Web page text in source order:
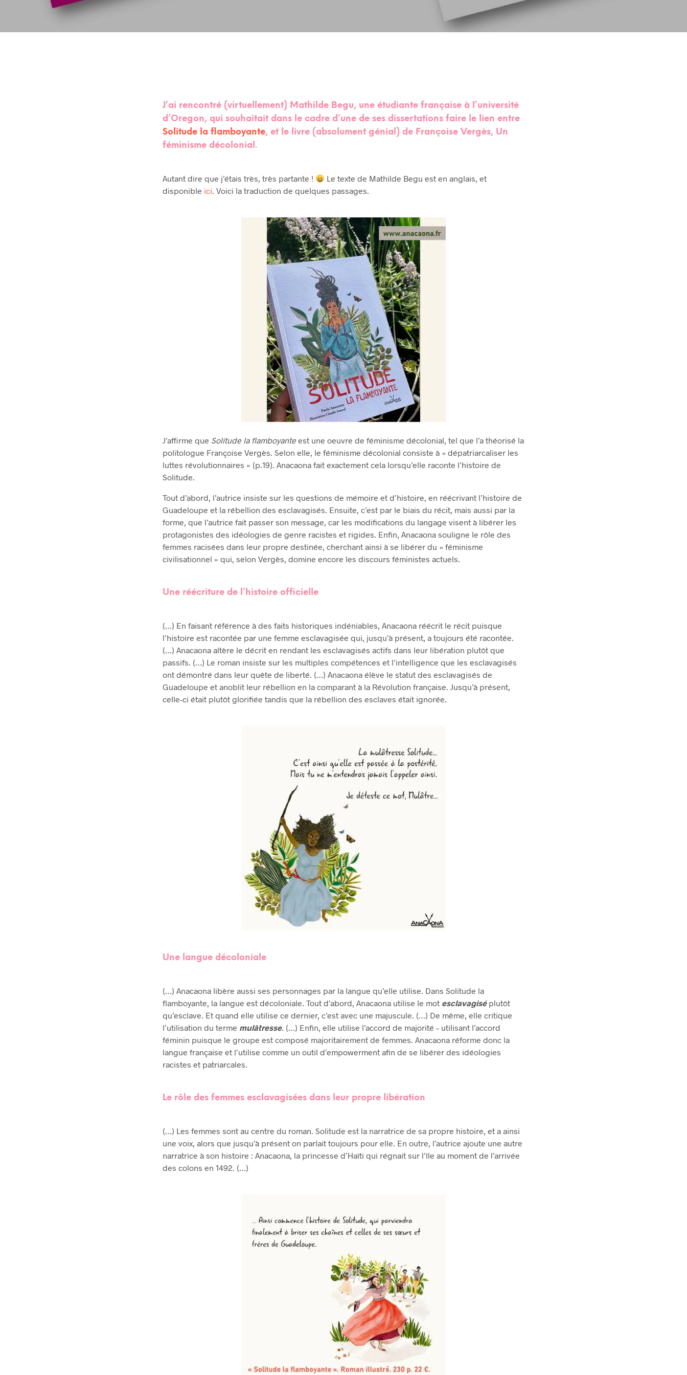
J’ai rencontré (virtuellement) Mathilde Begu, une étudiante française à l’université
d’Oregon, qui souhaitait dans le cadre d’une de ses dissertations faire le lien entre
Solitude la flamboyante, et le livre (absolument génial) de Françoise Vergès, Un
féminisme décolonial .
Autant dire que j’étais très, très partante !
Le texte de Mathilde Begu est en anglais, et
disponible ici. Voici la traduction de quelques passages.
J’affirme que Solitude la flamboyanteest une oeuvre de féminisme décolonial, tel que l’a théorisé la
politologue Françoise Vergès. Selon elle, le féminisme décolonial consiste à « dépatriarcaliser les
luttes révolutionnaires » (p.19). Anacaona fait exactement cela lorsqu’elle raconte l’histoire de
Solitude.
Tout d’abord, l’autrice insiste sur les questions de mémoire et d’histoire, en réécrivant l’histoire de
Guadeloupe et la rébellion des esclavagisés. Ensuite, c’est par le biais du récit, mais aussi par la
forme, que l’autrice fait passer son message, car les modifications du langage visent à libérer les
protagonistes des idéologies de genre racistes et rigides. Enfin, Anacaona souligne le rôle des
femmes racisées dans leur propre destinée, cherchant ainsi à se libérer du « féminisme
civilisationnel » qui, selon Vergès, domine encore les discours féministes actuels.
Une réécriture de l’histoire officielle
(…) En faisant référence à des faits historiques indéniables, Anacaona réécrit le récit puisque
l’histoire est racontée par une femme esclavagisée qui, jusqu’à présent, a toujours été racontée.
(…) Anacaona altère le décrit en rendant les esclavagisés actifs dans leur libération plutôt que
passifs. (…) Le roman insiste sur les multiples compétences et l’intelligence que les esclavagisés
ont démontré dans leur quête de liberté. (…) Anacaona élève le statut des esclavagisés de
Guadeloupe et anoblit leur rébellion en la comparant à la Révolution française. Jusqu’à présent,
celle-ci était plutôt glorifiée tandis que la rébellion des esclaves était ignorée.
Une langue décoloniale
(…) Anacaona libère aussi ses personnages par la langue qu’elle utilise. Dans Solitude la
flamboyante, la langue est décoloniale. Tout d’abord, Anacaona utilise le mot esclavagisé plutôt
qu’esclave. Et quand elle utilise ce dernier, c’est avec une majuscule. (…) De même, elle critique
l’utilisation du terme mulâtresse. (…) Enfin, elle utilise l’accord de majorité – utilisant l’accord
féminin puisque le groupe est composé majoritairement de femmes. Anacaona réforme donc la
langue française et l’utilise comme un outil d’empowerment afin de se libérer des idéologies
racistes et patriarcales.
Le rôle des femmes esclavagisées dans leur propre libération
(…) Les femmes sont au centre du roman. Solitude est la narratrice de sa propre histoire, et a ainsi
une voix, alors que jusqu’à présent on parlait toujours pour elle. En outre, l’autrice ajoute une autre
narratrice à son histoire : Anacaona, la princesse d’Haïti qui régnait sur l’île au moment de l’arrivée
des colons en 1492. (…)